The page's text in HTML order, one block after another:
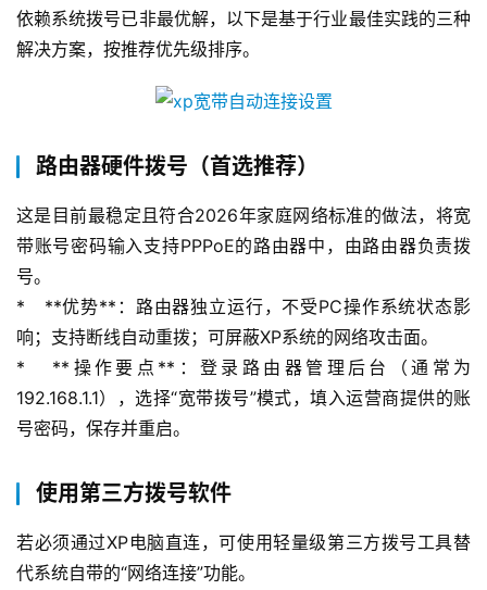
依赖系统拨号已非最优解，以下是基于行业最佳实践的三种
解决方案，按推荐优先级排序。
路由器硬件拨号（首选推荐）
这是目前最稳定且符合2026年家庭网络标准的做法，将宽
带账号密码输入支持PPPoE的路由器中，由路由器负责拨
号。
*   **优势**：路由器独立运行，不受PC操作系统状态影
响；支持断线自动重拨；可屏蔽XP系统的网络攻击面。
*   **操作要点**：登录路由器管理后台（通常为
192.168.1.1），选择“宽带拨号”模式，填入运营商提供的账
号密码，保存并重启。
使用第三方拨号软件
若必须通过XP电脑直连，可使用轻量级第三方拨号工具替
代系统自带的“网络连接”功能。